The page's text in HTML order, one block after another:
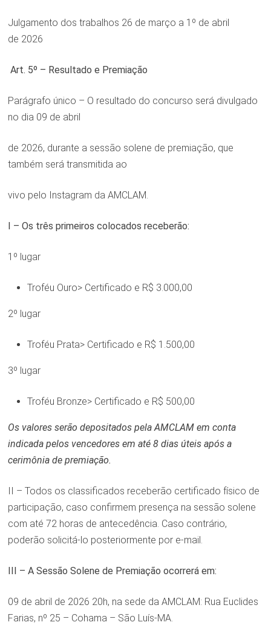
Julgamento dos trabalhos 26 de março a 1º de abril
de 2026
Art. 5º – Resultado e Premiação
Parágrafo único – O resultado do concurso será divulgado
no dia 09 de abril
de 2026, durante a sessão solene de premiação, que
também será transmitida ao
vivo pelo Instagram da AMCLAM.
I – Os três primeiros colocados receberão:
1º lugar
Troféu Ouro> Certificado e R$ 3.000,00
2º lugar
Troféu Prata> Certificado e R$ 1.500,00
3º lugar
Troféu Bronze> Certificado e R$ 500,00
Os valores serão depositados pela AMCLAM em conta
indicada pelos vencedores em até 8 dias úteis após a
cerimônia de premiação.
II – Todos os classificados receberão certificado físico de
participação, caso confirmem presença na sessão solene
com até 72 horas de antecedência. Caso contrário,
poderão solicitá-lo posteriormente por e-mail.
III – A Sessão Solene de Premiação ocorrerá em:
09 de abril de 2026 20h, na sede da AMCLAM: Rua Euclides
Farias, nº 25 – Cohama – São Luís-MA.